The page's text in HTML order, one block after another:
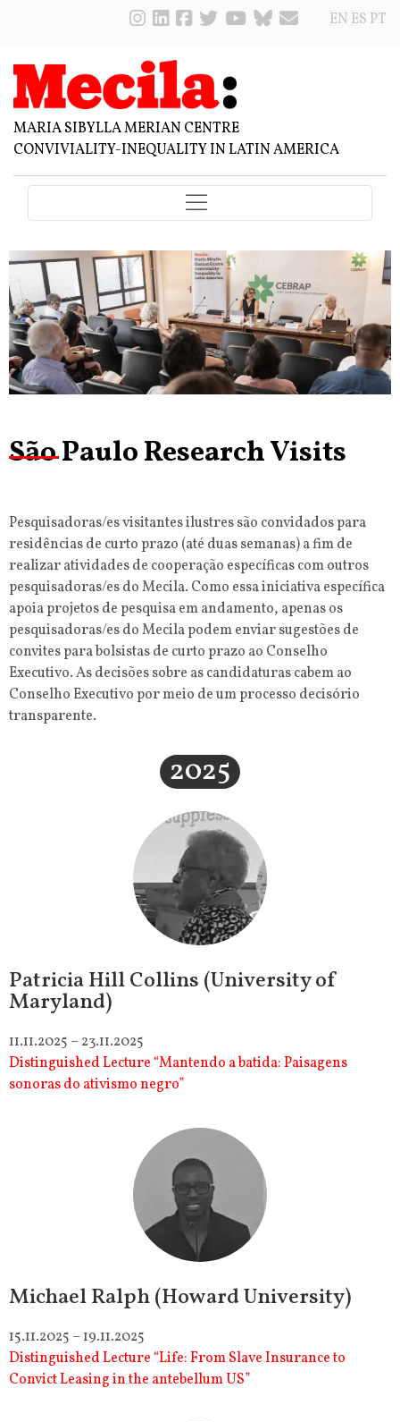
EN ES PT
MARIA SIBYLLA MERIAN CENTRE
CONVIVIALITY-INEQUALITY IN LATIN AMERICA
São Paulo Research Visits
Pesquisadoras/es visitantes ilustres são convidados para
residências de curto prazo (até duas semanas) a fim de
realizar atividades de cooperação específicas com outros
pesquisadoras/es do Mecila. Como essa iniciativa específica
apoia projetos de pesquisa em andamento, apenas os
pesquisadoras/es do Mecila podem enviar sugestões de
convites para bolsistas de curto prazo ao Conselho
Executivo. As decisões sobre as candidaturas cabem ao
Conselho Executivo por meio de um processo decisório
transparente.
2025
Patricia Hill Collins (University of
Maryland)
11.11.2025 – 23.11.2025
Distinguished Lecture “Mantendo a batida: Paisagens
sonoras do ativismo negro”
Michael Ralph (Howard University)
15.11.2025 – 19.11.2025
Distinguished Lecture “Life: From Slave Insurance to
Convict Leasing in the antebellum US”